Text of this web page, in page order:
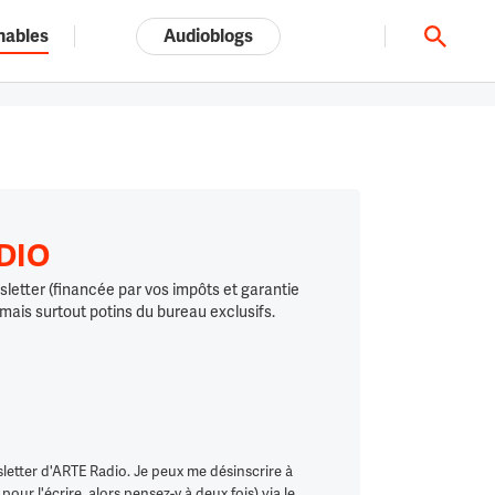
Tout l'univers ARTE.tv
Audioblogs
(financée par vos impôts et garantie
surtout potins du bureau exclusifs.
d'ARTE Radio. Je peux me désinscrire à